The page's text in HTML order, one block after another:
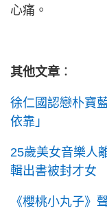
心痛。
其他文章 ：
徐仁國認戀朴寶
依靠」
25歲美女音樂人
輯出書被封才女
《櫻桃小丸子》